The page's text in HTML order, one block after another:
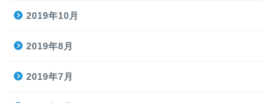
2019年10月
2019年8月
2019年7月